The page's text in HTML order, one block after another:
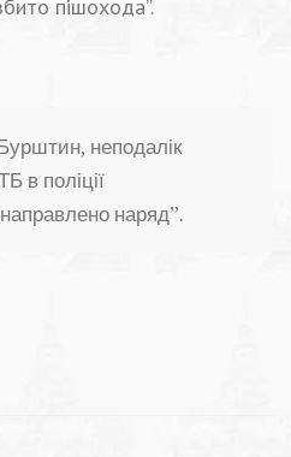
пішохода”.
неподалік
в поліції
наряд”.